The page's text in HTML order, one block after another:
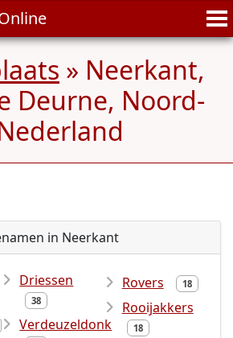
» Neerkant,
Deurne, Noord-
in Neerkant
Driessen
38
Verdeuzeldonk
Rovers 18
Rooijakkers
18